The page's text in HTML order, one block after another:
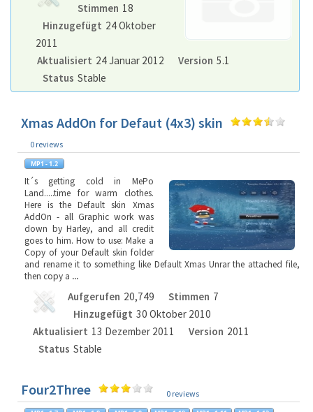
Stimmen 18
Hinzugefügt 24 Oktober
2011
Aktualisiert 24 Januar 2012 Version 5.1
Status Stable
Xmas AddOn for Defaut (4x3) skin
0 reviews
It´s getting cold in MePo
Land.....time for warm clothes.
Here is the Default skin Xmas
AddOn - all Graphic work was
down by Harley, and all credit
goes to him. How to use: Make a
Copy of your Default skin folder
and rename it to something like Default Xmas Unrar the attached file,
then copy a ...
Aufgerufen 20,749 Stimmen 7
Hinzugefügt 30 Oktober 2010
Aktualisiert 13 Dezember 2011 Version 2011
Status Stable
Four2Three 0 reviews